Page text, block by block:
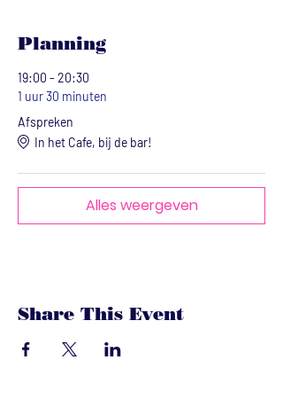
Planning
19:00 - 20:30
1 uur 30 minuten
Afspreken
In het Cafe, bij de bar!
Alles weergeven
Share This Event